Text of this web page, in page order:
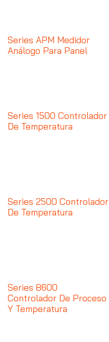
Series APM Medidor
Análogo Para Panel
Series 1500 Controlador
De Temperatura
Series 2500 Controlador
De Temperatura
Series 8600
Controlador De Proceso
Y Temperatura